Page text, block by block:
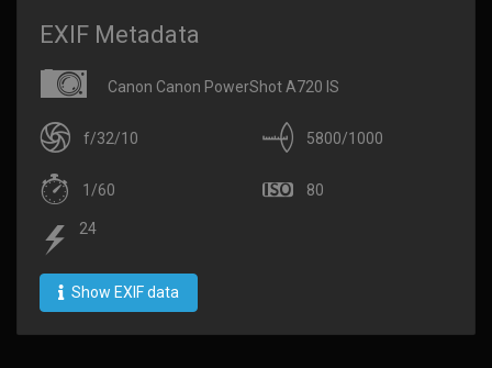
EXIF Metadata
Canon Canon PowerShot A720 IS
f/32/10 5800/1000
1/60 80
24
Show EXIF data